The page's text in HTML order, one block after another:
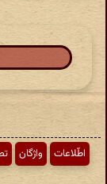
اطّلاعات واژگان